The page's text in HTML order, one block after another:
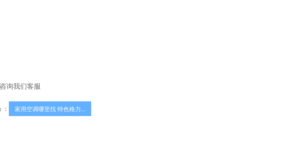
询我们客服
家用空调哪里找 特色格力...